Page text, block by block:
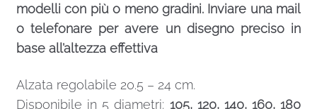
modelli con più o meno gradini. Inviare una mail
o telefonare per avere un disegno preciso in
base all’altezza effettiva
Alzata regolabile 20.5 – 24 cm.
Disponibile in 5 diametri: 105, 120, 140, 160, 180